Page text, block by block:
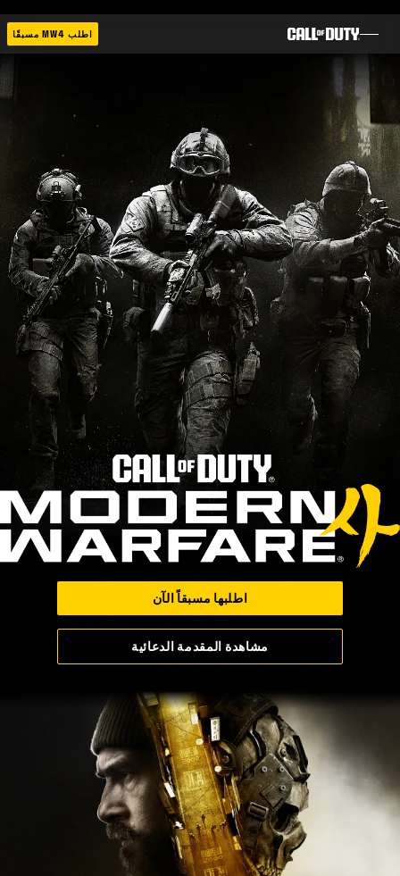
أخبار
المتجر
الرياضات الإلكترونية
الدعم
تسجيل الدخول|إعداد حساب جديد
اطلب MW4 مسبقًا
اطلبها مسبقاً الآن
مشاهدة المقدمة الدعائية